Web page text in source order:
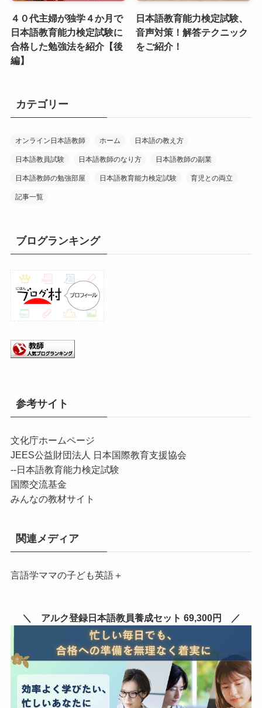
４０代主婦が独学４か月で
日本語教育能力検定試験に
合格した勉強法を紹介【後
編】
日本語教育能力検定試験、
音声対策！解答テクニック
をご紹介！
カテゴリー
オンライン日本語教師 ホーム 日本語の教え方
日本語教員試験 日本語教師のなり方 日本語教師の副業
日本語教師の勉強部屋 日本語教育能力検定試験 育児との両立
記事一覧
ブログランキング
参考サイト
文化庁ホームページ
JEES公益財団法人 日本国際教育支援協会
--日本語教育能力検定試験
国際交流基金
みんなの教材サイト
関連メディア
言語学ママの子ども英語＋
＼ アルク登録日本語教員養成セット 69,300円 ／